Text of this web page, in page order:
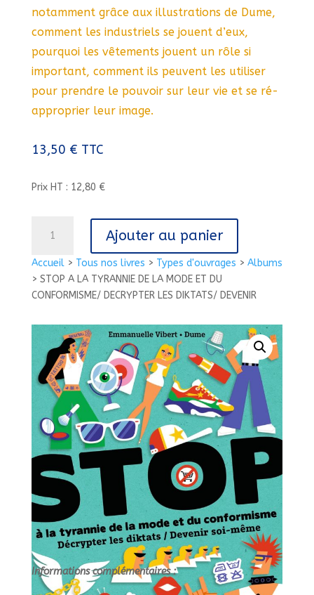
Accueil> Tous nos livres > Types d'ouvrages > Albums
> STOP A LA TYRANNIE DE LA MODE ET DU
CONFORMISME/ DECRYPTER LES DIKTATS/ DEVENIR
notamment grâce aux illustrations de Dume,
comment les industriels se jouent d’eux,
pourquoi les vêtements jouent un rôle si
important, comment ils peuvent les utiliser
pour prendre le pouvoir sur leur vie et se ré-
approprier leur image.
13,50 € TTC
Prix HT : 12,80 €
STOP
LA
MODE
ET
DU
CONFORMISME/
DECRYPTER
LES
DIKTATS/
Ajouter au panier
Informations complémentaires :